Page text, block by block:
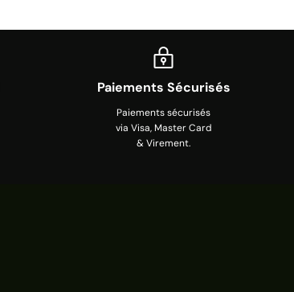
Paiements Sécurisés
Paiements sécurisés
via Visa, Master Card
& Virement.